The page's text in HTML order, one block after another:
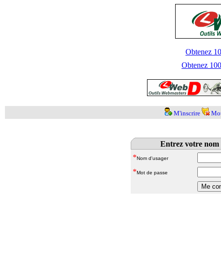
Obtenez
Obtenez
M'inscrire
Entrez votre nom
*Nom d'usager
*Mot de passe